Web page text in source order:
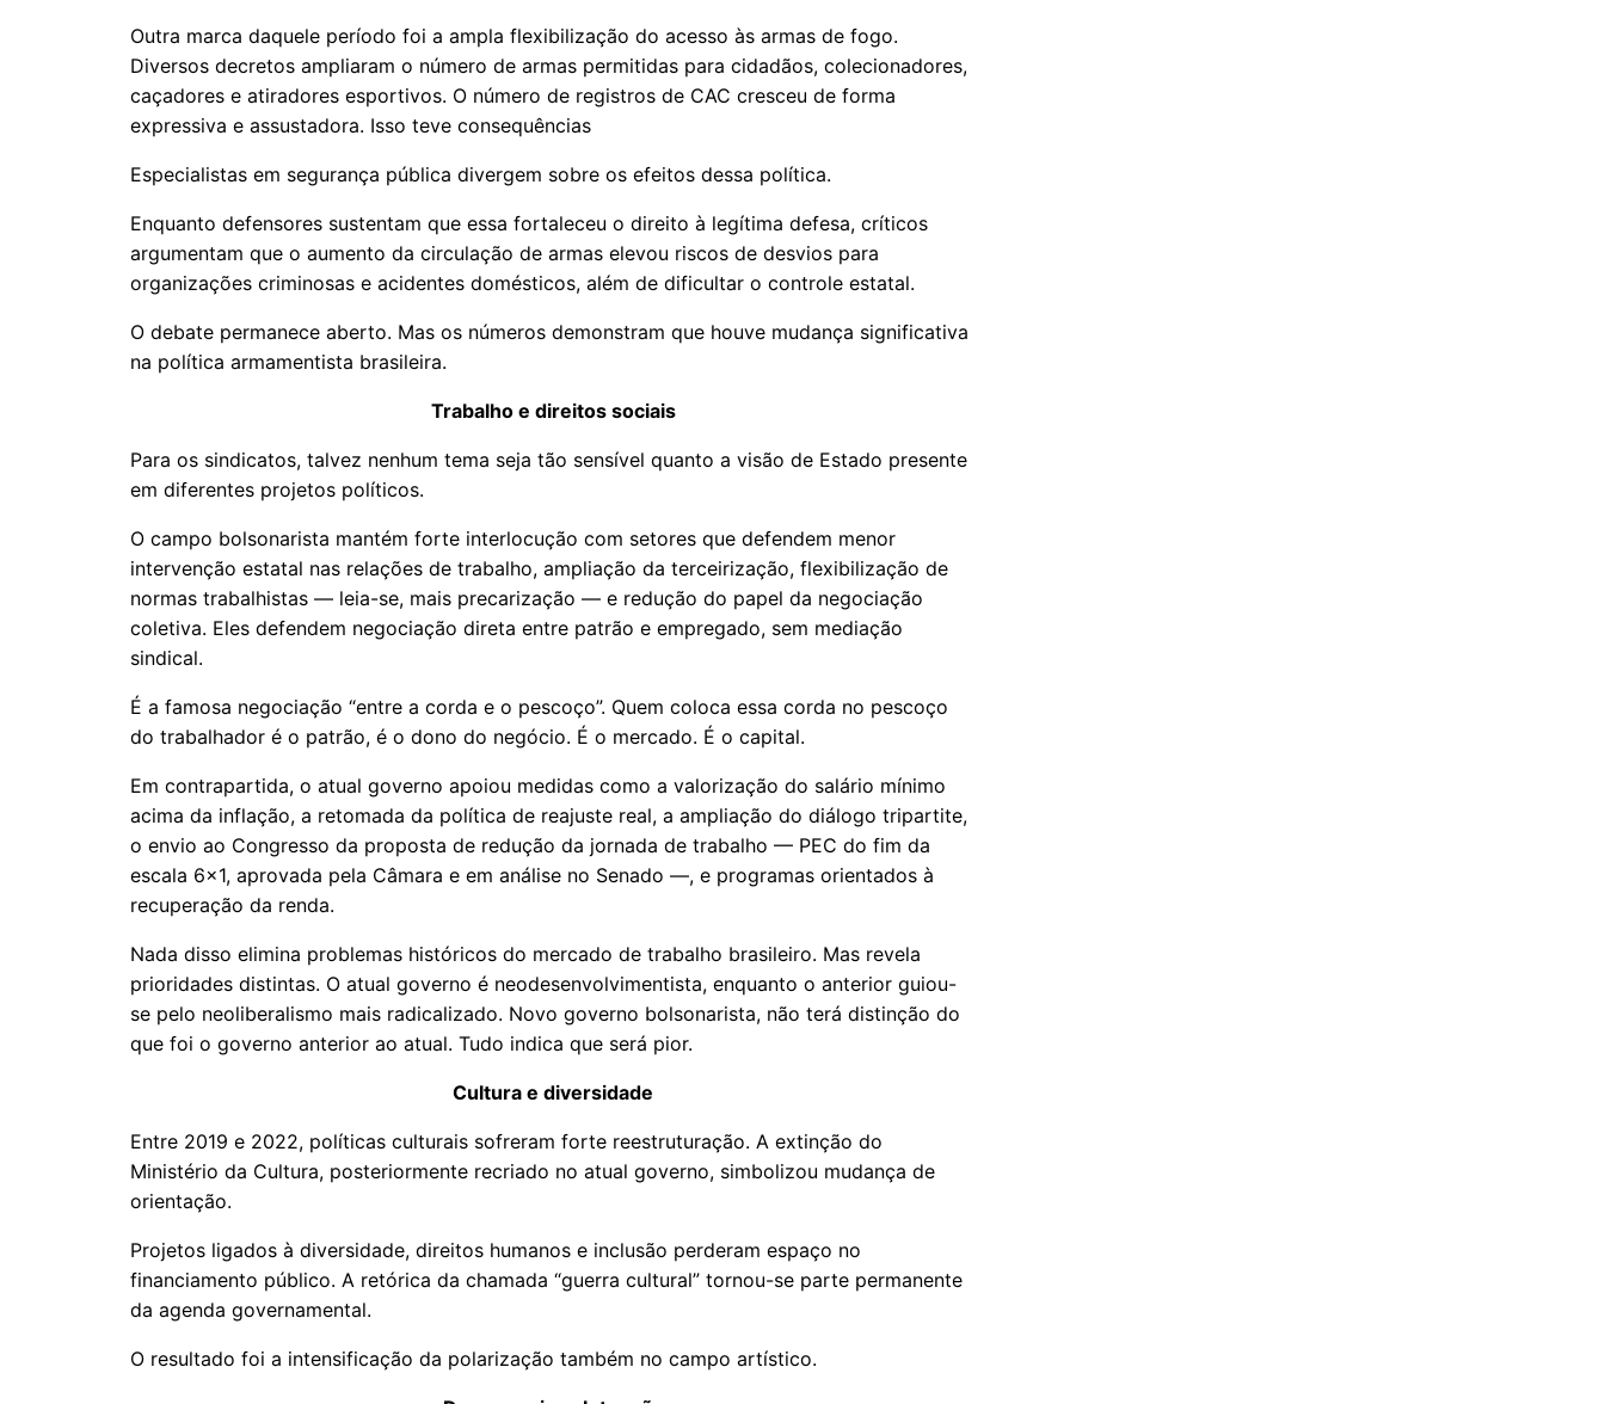
Outra marca daquele período foi a ampla flexibilização do acesso às armas de fogo.
Diversos decretos ampliaram o número de armas permitidas para cidadãos, colecionadores,
caçadores e atiradores esportivos. O número de registros de CAC cresceu de forma
expressiva e assustadora. Isso teve consequências
Especialistas em segurança pública divergem sobre os efeitos dessa política.
Enquanto defensores sustentam que essa fortaleceu o direito à legítima defesa, críticos
argumentam que o aumento da circulação de armas elevou riscos de desvios para
organizações criminosas e acidentes domésticos, além de dificultar o controle estatal.
O debate permanece aberto. Mas os números demonstram que houve mudança significativa
na política armamentista brasileira.
Trabalho e direitos sociais
Para os sindicatos, talvez nenhum tema seja tão sensível quanto a visão de Estado presente
em diferentes projetos políticos.
O campo bolsonarista mantém forte interlocução com setores que defendem menor
intervenção estatal nas relações de trabalho, ampliação da terceirização, flexibilização de
normas trabalhistas — leia-se, mais precarização — e redução do papel da negociação
coletiva. Eles defendem negociação direta entre patrão e empregado, sem mediação
sindical.
É a famosa negociação “entre a corda e o pescoço”. Quem coloca essa corda no pescoço
do trabalhador é o patrão, é o dono do negócio. É o mercado. É o capital.
Em contrapartida, o atual governo apoiou medidas como a valorização do salário mínimo
acima da inflação, a retomada da política de reajuste real, a ampliação do diálogo tripartite,
o envio ao Congresso da proposta de redução da jornada de trabalho — PEC do fim da
escala 6x1, aprovada pela Câmara e em análise no Senado —, e programas orientados à
recuperação da renda.
Nada disso elimina problemas históricos do mercado de trabalho brasileiro. Mas revela
prioridades distintas. O atual governo é neodesenvolvimentista, enquanto o anterior guiou-
se pelo neoliberalismo mais radicalizado. Novo governo bolsonarista, não terá distinção do
que foi o governo anterior ao atual. Tudo indica que será pior.
Cultura e diversidade
Entre 2019 e 2022, políticas culturais sofreram forte reestruturação. A extinção do
Ministério da Cultura, posteriormente recriado no atual governo, simbolizou mudança de
orientação.
Projetos ligados à diversidade, direitos humanos e inclusão perderam espaço no
financiamento público. A retórica da chamada “guerra cultural” tornou-se parte permanente
da agenda governamental.
O resultado foi a intensificação da polarização também no campo artístico.